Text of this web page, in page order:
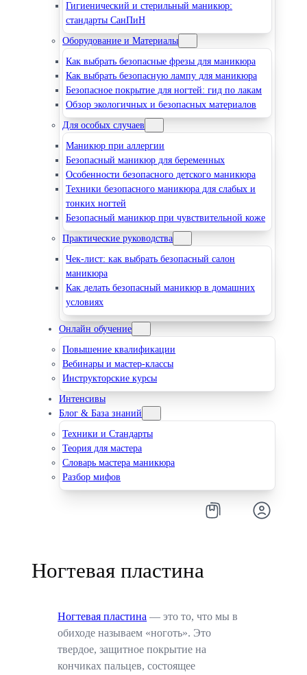
Гигиенический и стерильный маникюр:
стандарты СанПиН
Оборудование и Материалы
Как выбрать безопасные фрезы для маникюра
Как выбрать безопасную лампу для маникюра
Безопасное покрытие для ногтей: гид по лакам
Обзор экологичных и безопасных материалов
Для особых случаев
Маникюр при аллергии
Безопасный маникюр для беременных
Особенности безопасного детского маникюра
Техники безопасного маникюра для слабых и
тонких ногтей
Безопасный маникюр при чувствительной коже
Практические руководства
Чек-лист: как выбрать безопасный салон
маникюра
Как делать безопасный маникюр в домашних
условиях
Онлайн обучение
Повышение квалификации
Вебинары и мастер-классы
Инструкторские курсы
Интенсивы
Блог & База знаний
Техники и Стандарты
Теория для мастера
Словарь мастера маникюра
Разбор мифов
Ногтевая пластина
Ногтевая пластина — это то, что мы в
обиходе называем «ноготь». Это
твердое, защитное покрытие на
кончиках пальцев, состоящее